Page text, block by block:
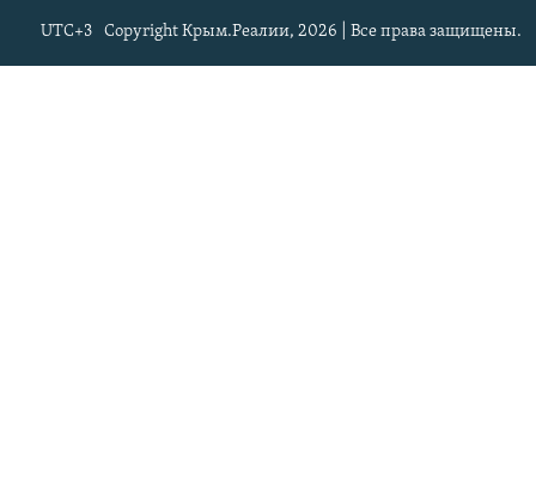
Copyright Крым.Реалии, 2026 | Все права защищены.
UTC+3